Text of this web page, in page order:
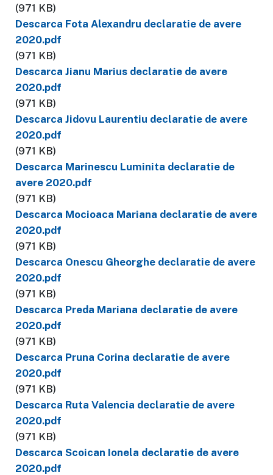
(971 KB)
Descarca Fota Alexandru declaratie de avere
2020.pdf
(971 KB)
Descarca Jianu Marius declaratie de avere
2020.pdf
(971 KB)
Descarca Jidovu Laurentiu declaratie de avere
2020.pdf
(971 KB)
Descarca Marinescu Luminita declaratie de
avere 2020.pdf
(971 KB)
Descarca Mocioaca Mariana declaratie de avere
2020.pdf
(971 KB)
Descarca Onescu Gheorghe declaratie de avere
2020.pdf
(971 KB)
Descarca Preda Mariana declaratie de avere
2020.pdf
(971 KB)
Descarca Pruna Corina declaratie de avere
2020.pdf
(971 KB)
Descarca Ruta Valencia declaratie de avere
2020.pdf
(971 KB)
Descarca Scoican Ionela declaratie de avere
2020.pdf